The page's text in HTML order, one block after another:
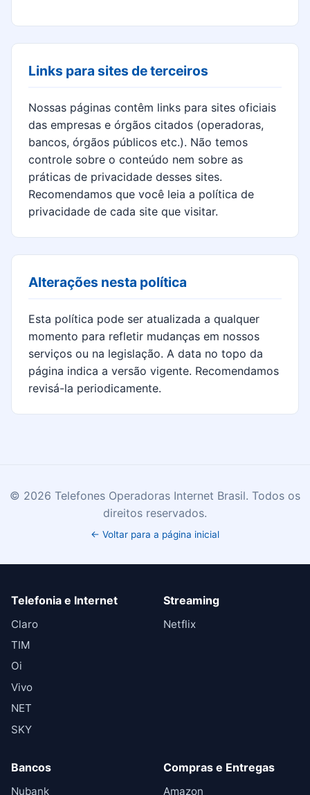
Links para sites de terceiros
Nossas páginas contêm links para sites oficiais
das empresas e órgãos citados (operadoras,
bancos, órgãos públicos etc.). Não temos
controle sobre o conteúdo nem sobre as
práticas de privacidade desses sites.
Recomendamos que você leia a política de
privacidade de cada site que visitar.
Alterações nesta política
Esta política pode ser atualizada a qualquer
momento para refletir mudanças em nossos
serviços ou na legislação. A data no topo da
página indica a versão vigente. Recomendamos
revisá-la periodicamente.
© 2026 Telefones Operadoras Internet Brasil. Todos os
direitos reservados.
← Voltar para a página inicial
Telefonia e Internet
Claro
TIM
Oi
Vivo
NET
SKY
Streaming
Netflix
Bancos
Nubank
Compras e Entregas
Amazon